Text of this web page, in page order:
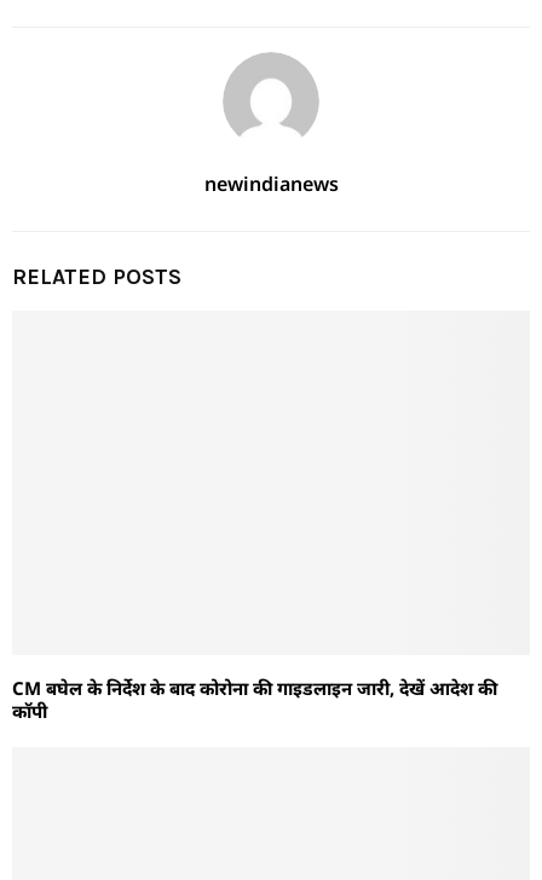
newindianews
RELATED POSTS
CM बघेल के निर्देश के बाद कोरोना की गाइडलाइन जारी, देखें आदेश की
कॉपी